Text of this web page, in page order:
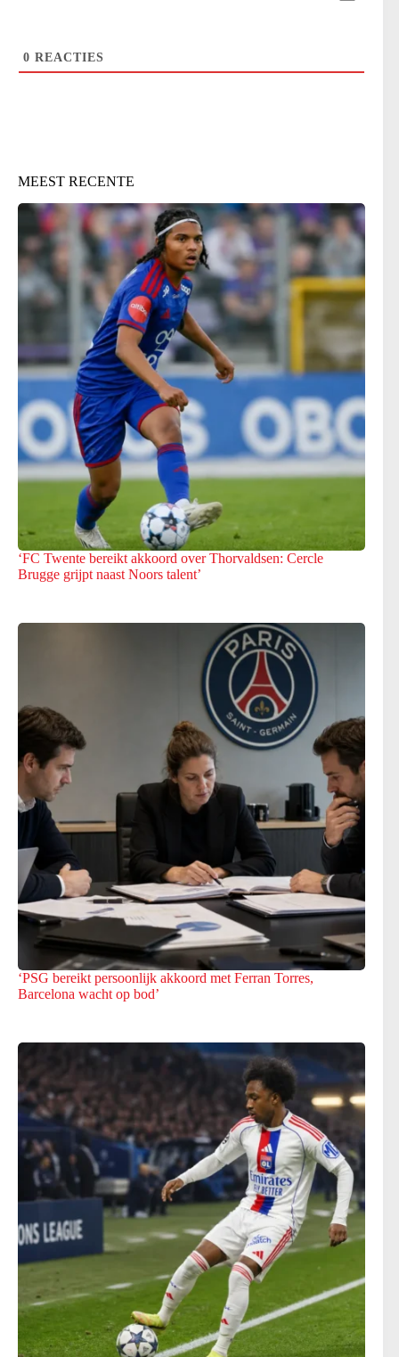
0 REACTIES
MEEST RECENTE
‘FC Twente bereikt akkoord over Thorvaldsen: Cercle
Brugge grijpt naast Noors talent’
‘PSG bereikt persoonlijk akkoord met Ferran Torres,
Barcelona wacht op bod’